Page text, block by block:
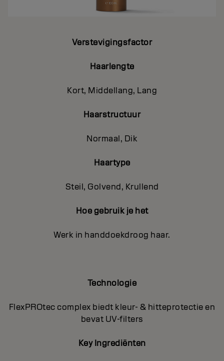
Verstevigingsfactor
Haarlengte
Kort, Middellang, Lang
Haarstructuur
Normaal, Dik
Haartype
Steil, Golvend, Krullend
Hoe gebruik je het
Werk in handdoekdroog haar.
Technologie
FlexPROtec complex biedt kleur- & hitteprotectie en
bevat UV-filters
Key Ingrediënten